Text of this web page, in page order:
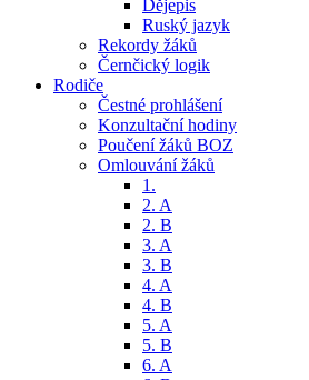
Dějepis
Ruský jazyk
Rekordy žáků
Černčický logik
Rodiče
Čestné prohlášení
Konzultační hodiny
Poučení žáků BOZ
Omlouvání žáků
1.
2. A
2. B
3. A
3. B
4. A
4. B
5. A
5. B
6. A